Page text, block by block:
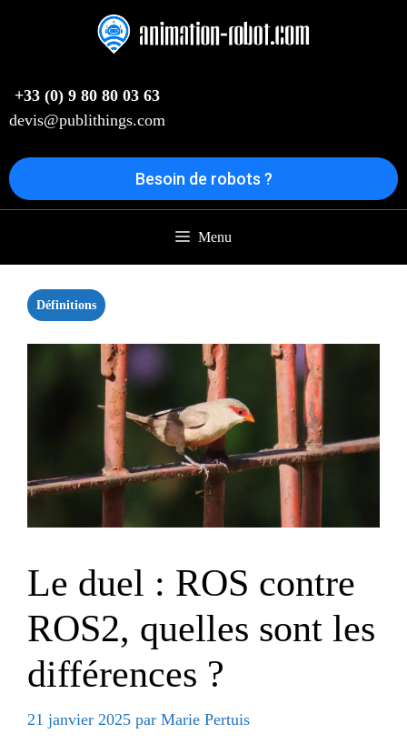
+33 (0) 9 80 80 03 63
devis@publithings.com
Besoin de robots ?
Menu
Définitions
Le duel : ROS contre
ROS2, quelles sont les
différences ?
21 janvier 2025 par Marie Pertuis